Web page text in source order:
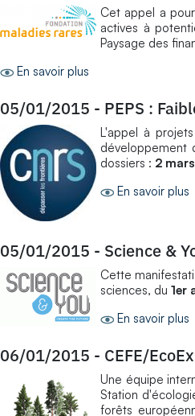
Cet appel a
actives à
Paysage des
En savoir plus
05/01/2015 - PEPS :
L'appel à
développement
dossiers : 2
En savoir plus
05/01/2015 - Science &
Cette
sciences, du 1er
En savoir plus
06/01/2015 - CEFE/
Une équipe
Station
forêts